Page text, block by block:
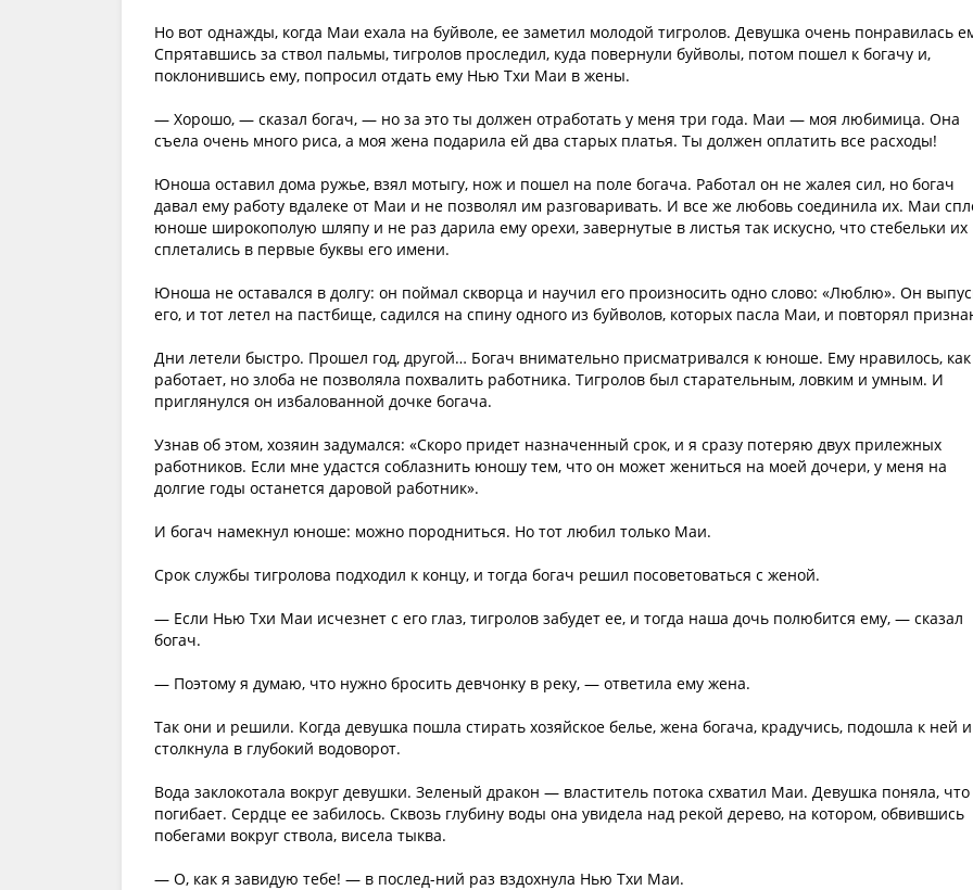
Но вот однажды, когда Маи ехала на буйволе, ее заметил молодой тигролов. Девушка очень понравилась
Спрятавшись за ствол пальмы, тигролов проследил, куда повернули буйволы, потом пошел к богачу и,
поклонившись ему, попросил отдать ему Нью Тхи Маи в жены.
— Хорошо, — сказал богач, — но за это ты должен отработать у меня три года. Маи — моя любимица. Она
съела очень много риса, а моя жена подарила ей два старых платья. Ты должен оплатить все расходы!
Юноша оставил дома ружье, взял мотыгу, нож и пошел на поле богача. Работал он не жалея сил, но богач
давал ему работу вдалеке от Маи и не позволял им разговаривать. И все же любовь соединила их. Маи
юноше широкополую шляпу и не раз дарила ему орехи, завернутые в листья так искусно, что стебельки их
сплетались в первые буквы его имени.
Юноша не оставался в долгу: он поймал скворца и научил его произносить одно слово: «Люблю». Он
его, и тот летел на пастбище, садился на спину одного из буйволов, которых пасла Маи, и повторял
Дни летели быстро. Прошел год, другой… Богач внимательно присматривался к юноше. Ему нравилось, как
работает, но злоба не позволяла похвалить работника. Тигролов был старательным, ловким и умным. И
приглянулся он избалованной дочке богача.
Узнав об этом, хозяин задумался: «Скоро придет назначенный срок, и я сразу потеряю двух прилежных
работников. Если мне удастся соблазнить юношу тем, что он может жениться на моей дочери, у меня на
долгие годы останется даровой работник».
И богач намекнул юноше: можно породниться. Но тот любил только Маи.
Срок службы тигролова подходил к концу, и тогда богач решил посоветоваться с женой.
— Если Нью Тхи Маи исчезнет с его глаз, тигролов забудет ее, и тогда наша дочь полюбится ему, — сказал
богач.
— Поэтому я думаю, что нужно бросить девчонку в реку, — ответила ему жена.
Так они и решили. Когда девушка пошла стирать хозяйское белье, жена богача, крадучись, подошла к ней и
столкнула в глубокий водоворот.
Вода заклокотала вокруг девушки. Зеленый дракон — властитель потока схватил Маи. Девушка поняла, что
погибает. Сердце ее забилось. Сквозь глубину воды она увидела над рекой дерево, на котором, обвившись
побегами вокруг ствола, висела тыква.
— О, как я завидую тебе! — в послед-ний раз вздохнула Нью Тхи Маи.